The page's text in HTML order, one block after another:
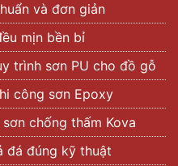
và đơn giản
mịn bền bỉ
trình sơn PU cho đồ gỗ
công sơn Epoxy
chống thấm Kova
đá đúng kỹ thuật